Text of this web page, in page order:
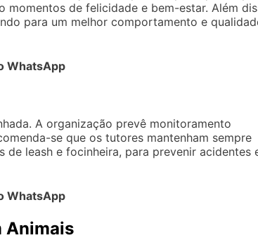
de felicidade e bem-estar. Além
para um melhor comportamento e
WhatsApp
A organização prevê monitoramento
se que os tutores mantenham sempre
leash e focinheira, para prevenir acidentes
WhatsApp
Animais